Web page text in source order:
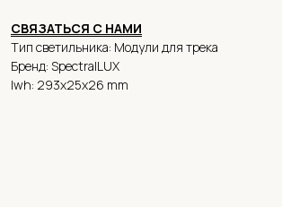
СВЯЗАТЬСЯ С НАМИ
Тип светильника: Модули для трека
Бренд: SpectralLUX
lwh: 293x25x26 mm